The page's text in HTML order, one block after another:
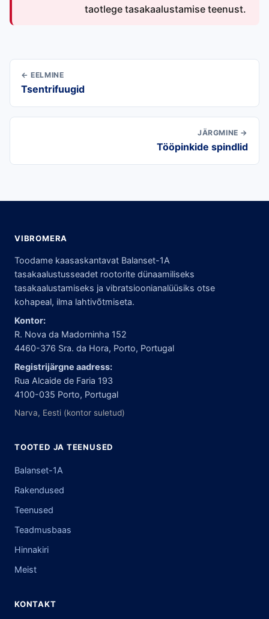
taotlege tasakaalustamise teenust.
← EELMINE
Tsentrifuugid
JÄRGMINE →
Tööpinkide spindlid
VIBROMERA
Toodame kaasaskantavat Balanset-1A
tasakaalustusseadet rootorite dünaamiliseks
tasakaalustamiseks ja vibratsioonianalüüsiks otse
kohapeal, ilma lahtivõtmiseta.
Kontor:
R. Nova da Madorninha 152
4460-376 Sra. da Hora, Porto, Portugal
Registrijärgne aadress:
Rua Alcaide de Faria 193
4100-035 Porto, Portugal
Narva, Eesti (kontor suletud)
TOOTED JA TEENUSED
Balanset-1A
Rakendused
Teenused
Teadmusbaas
Hinnakiri
Meist
KONTAKT